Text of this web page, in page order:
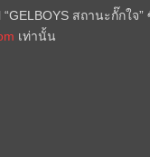
สถานะกั๊กใจ
เท่านั้น